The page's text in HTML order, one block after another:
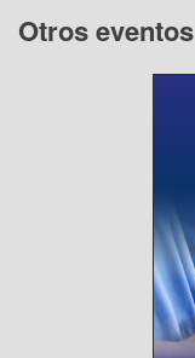
Otros eventos